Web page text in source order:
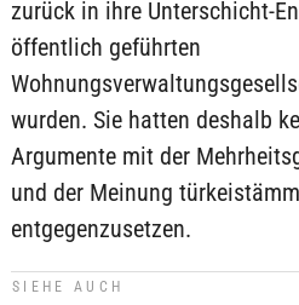
zurück in ihre Unterschicht-
öffentlich geführten
wurden. Sie hatten deshalb
Argumente mit der
und der Meinung
entgegenzusetzen.
SIEHE AUCH